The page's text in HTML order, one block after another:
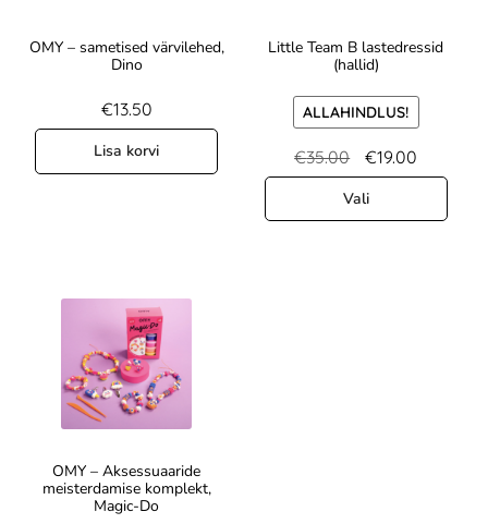
OMY – sametised värvilehed,
Dino
€13.50
Lisa korvi
Little Team B lastedressid
(hallid)
ALLAHINDLUS!
€35.00 €19.00
Vali
OMY – Aksessuaaride
meisterdamise komplekt,
Magic-Do